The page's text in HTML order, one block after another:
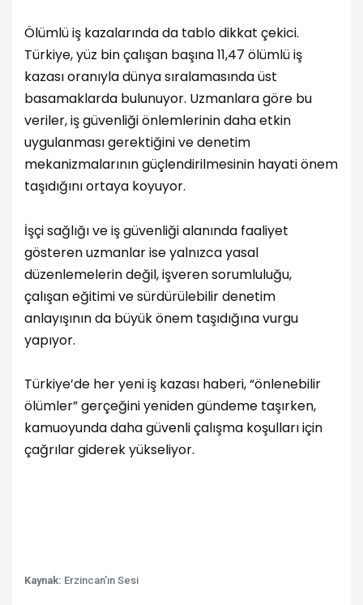
Ölümlü iş kazalarında da tablo dikkat çekici.
Türkiye, yüz bin çalışan başına 11,47 ölümlü iş
kazası oranıyla dünya sıralamasında üst
basamaklarda bulunuyor. Uzmanlara göre bu
veriler, iş güvenliği önlemlerinin daha etkin
uygulanması gerektiğini ve denetim
mekanizmalarının güçlendirilmesinin hayati önem
taşıdığını ortaya koyuyor.
İşçi sağlığı ve iş güvenliği alanında faaliyet
gösteren uzmanlar ise yalnızca yasal
düzenlemelerin değil, işveren sorumluluğu,
çalışan eğitimi ve sürdürülebilir denetim
anlayışının da büyük önem taşıdığına vurgu
yapıyor.
Türkiye’de her yeni iş kazası haberi, “önlenebilir
ölümler” gerçeğini yeniden gündeme taşırken,
kamuoyunda daha güvenli çalışma koşulları için
çağrılar giderek yükseliyor.
Kaynak: Erzincan'ın Sesi